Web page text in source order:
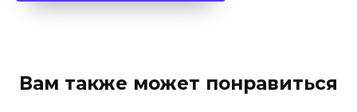
Вам также может понравиться